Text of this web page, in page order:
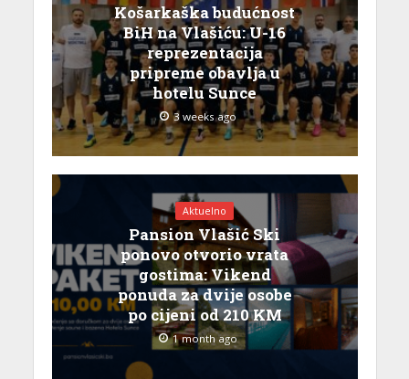
Košarkaška budućnost
BiH na Vlašiću: U-16
reprezentacija
pripreme obavlja u
hotelu Sunce
3 weeks ago
Aktuelno
Pansion Vlašić Ski
ponovo otvorio vrata
gostima: Vikend
ponuda za dvije osobe
po cijeni od 210 KM
1 month ago